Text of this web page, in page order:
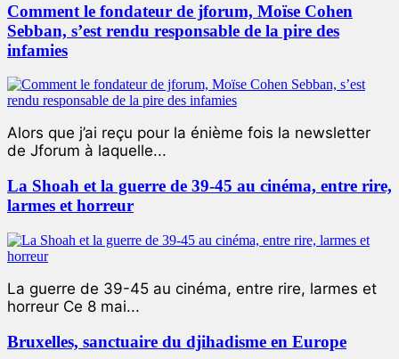
Comment le fondateur de jforum, Moïse Cohen
Sebban, s’est rendu responsable de la pire des
infamies
Alors que j’ai reçu pour la énième fois la newsletter
de Jforum à laquelle...
La Shoah et la guerre de 39-45 au cinéma, entre rire,
larmes et horreur
La guerre de 39-45 au cinéma, entre rire, larmes et
horreur Ce 8 mai...
Bruxelles, sanctuaire du djihadisme en Europe